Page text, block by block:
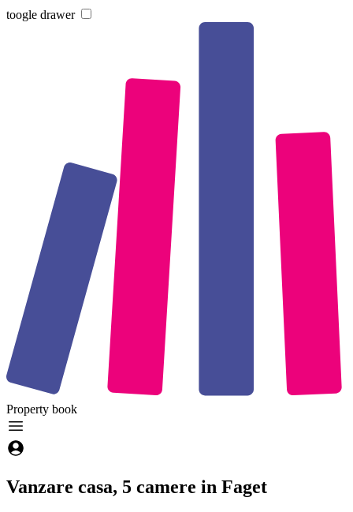
toogle drawer
Property book
Vanzare casa, 5 camere in Faget